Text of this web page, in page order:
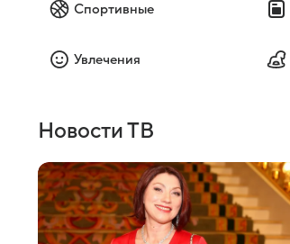
Спортивные
Увлечения
Новости ТВ